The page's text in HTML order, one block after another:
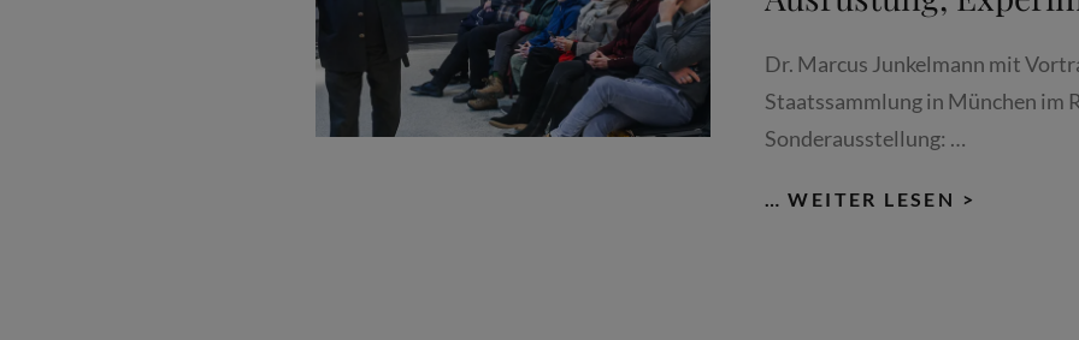
30./
Dr. Marcus Junkelmann mit
Staatssammlung in München im
Sonderausstellung: …
… WEITER LESEN >